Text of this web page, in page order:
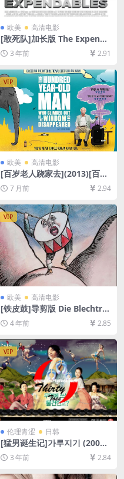
欧美 高清电影
[敢死队]加长版 The Expenda
bles (2010)[百度网盘+迅雷云
盘资源1080P超清未删减][MP
4/3.7GB][中英字幕]
3 年前 2.91
VIP
欧美 高清电影
[百岁老人跷家去](2013)[百度
网盘+夸克网盘1080P超清未
删减资源][网盘在线播放/下
载][MP4/8.7GB][中文字幕]
7 月前 2.94
VIP
欧美 高清电影
[铁皮鼓]导剪版 Die Blechtro
mmel (1979)[百度网盘+迅雷
云盘资源1080P超清未删减]
4 年前 2.85
VIP
伦理青涩 日韩
[猛男诞生记]가루지기 (2008)
[百度网盘+夸克网盘1080P超
清未删减资源][网盘在线播放/
下载][MP4/6.8GB][中文字幕]
3 年前 2.84